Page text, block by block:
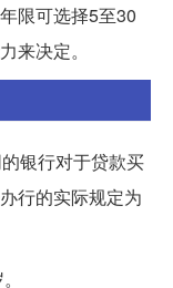
限可选择5至30
来决定。
银行对于贷款买
行的实际规定为